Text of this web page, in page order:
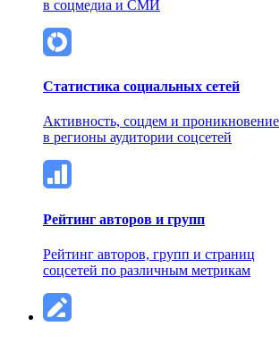
в соцмедиа и СМИ
Статистика социальных сетей
Активность, соцдем и проникновение
в регионы аудитории соцсетей
Рейтинг авторов и групп
Рейтинг авторов, групп и страниц
соцсетей по различным метрикам